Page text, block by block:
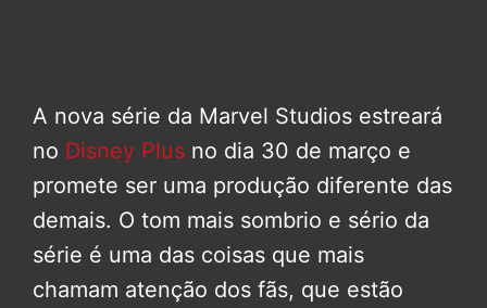
A nova série da Marvel Studios estreará
no Disney Plus no dia 30 de março e
promete ser uma produção diferente das
demais. O tom mais sombrio e sério da
série é uma das coisas que mais
chamam atenção dos fãs, que estão